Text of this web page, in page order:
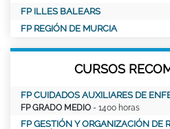
FP ILLES BALEARS
FP REGIÓN DE MURCIA
CURSOS
FP CUIDADOS AUXILIARES DE
FP GRADO MEDIO - 1400 horas
FP GESTIÓN Y ORGANIZACIÓN DE